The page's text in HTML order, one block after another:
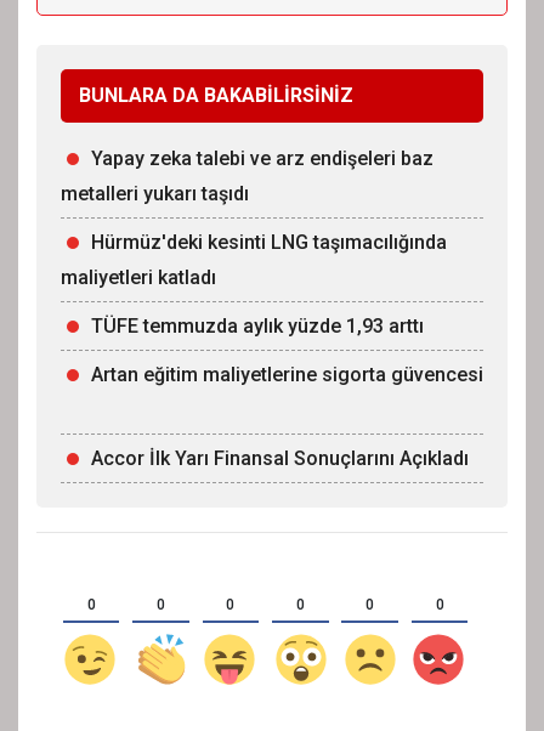
BUNLARA DA BAKABİLİRSİNİZ
Yapay zeka talebi ve arz endişeleri baz
metalleri yukarı taşıdı
Hürmüz'deki kesinti LNG taşımacılığında
maliyetleri katladı
TÜFE temmuzda aylık yüzde 1,93 arttı
Artan eğitim maliyetlerine sigorta güvencesi
Accor İlk Yarı Finansal Sonuçlarını Açıkladı
0 0 0 0 0 0